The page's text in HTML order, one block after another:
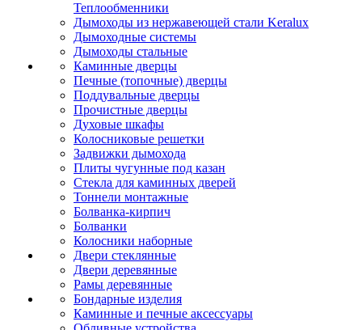
Теплообменники
Дымоходы из нержавеющей стали Keralux
Дымоходные системы
Дымоходы стальные
Каминные дверцы
Печные (топочные) дверцы
Поддувальные дверцы
Прочистные дверцы
Духовые шкафы
Колосниковые решетки
Задвижки дымохода
Плиты чугунные под казан
Стекла для каминных дверей
Тоннели монтажные
Болванка-кирпич
Болванки
Колосники наборные
Двери стеклянные
Двери деревянные
Рамы деревянные
Бондарные изделия
Каминные и печные аксессуары